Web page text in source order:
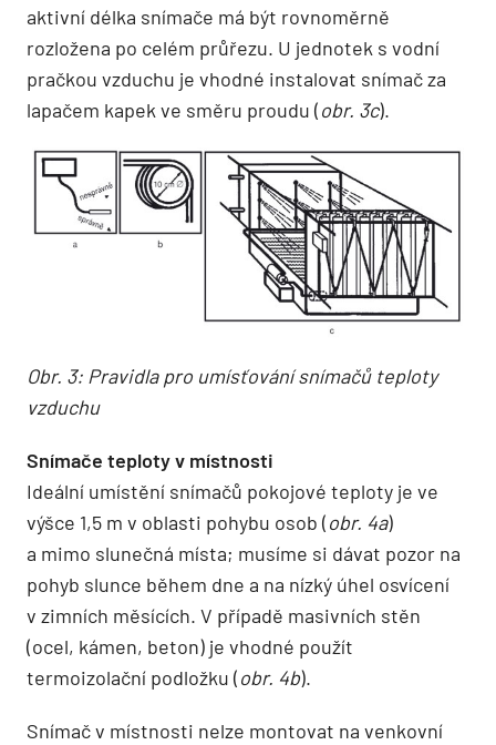
aktivní délka snímače má být rovnoměrně
rozložena po celém průřezu. U jednotek s vodní
pračkou vzduchu je vhodné instalovat snímač za
lapačem kapek ve směru proudu (obr. 3c).
Obr. 3: Pravidla pro umísťování snímačů teploty
vzduchu
Snímače teploty v místnosti
Ideální umístění snímačů pokojové teploty je ve
výšce 1,5 m v oblasti pohybu osob (obr. 4a)
a mimo slunečná místa; musíme si dávat pozor na
pohyb slunce během dne a na nízký úhel osvícení
v zimních měsících. V případě masivních stěn
(ocel, kámen, beton) je vhodné použít
termoizolační podložku (obr. 4b).
Snímač v místnosti nelze montovat na venkovní